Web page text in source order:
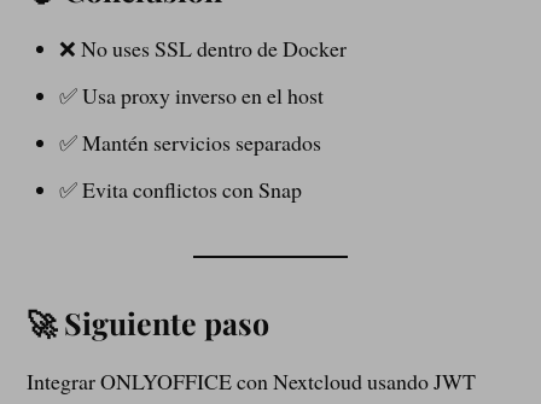
❌ No uses SSL dentro de Docker
✅ Usa proxy inverso en el host
✅ Mantén servicios separados
✅ Evita conflictos con Snap
🚀 Siguiente paso
Integrar ONLYOFFICE con Nextcloud usando JWT